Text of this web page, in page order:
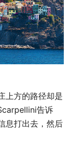
上方的路径却是
告诉
息打出去，然后